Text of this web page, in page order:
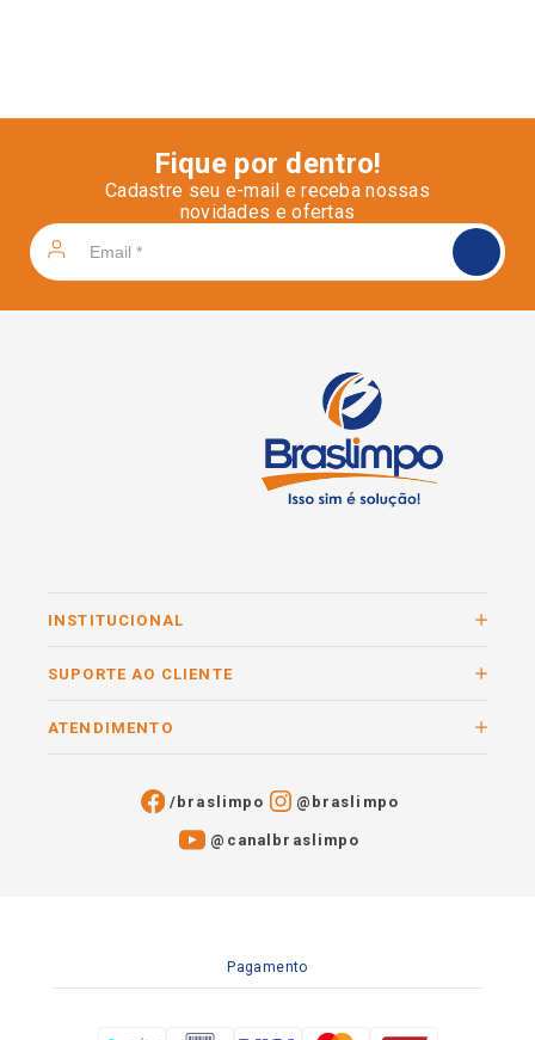
Fique por dentro!
Cadastre seu e-mail e receba nossas
novidades e ofertas
INSTITUCIONAL
SUPORTE AO CLIENTE
ATENDIMENTO
/braslimpo @braslimpo
@canalbraslimpo​
Pagamento